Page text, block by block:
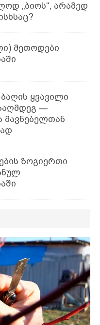
„ბიოს“, არამედ
მეთოდები
ყვავილი
—
მავნებელთან
ზოგიერთი